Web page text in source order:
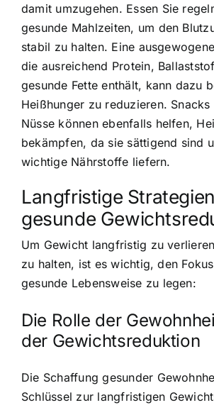
damit umzugehen. Essen Sie
gesunde Mahlzeiten, um den
stabil zu halten. Eine
die ausreichend Protein,
gesunde Fette enthält, kann dazu
Heißhunger zu reduzieren.
Nüsse können ebenfalls helfen,
bekämpfen, da sie sättigend sind
wichtige Nährstoffe liefern.
Langfristige
gesunde
Um Gewicht langfristig zu
zu halten, ist es wichtig, den
gesunde Lebensweise zu legen:
Die Rolle der
der Gewichtsreduktion
Die Schaffung gesunder
Schlüssel zur langfristigen